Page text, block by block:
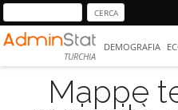
TURCHIA
DEMOGRAFIA
Mappe